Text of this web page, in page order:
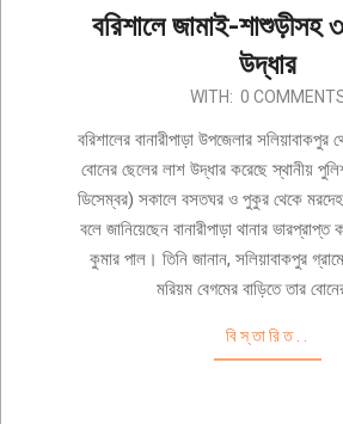
বরিশালে জামাই-শাশুড়ীসহ
উদ্ধার
12-
WITH: 0
বরিশালের বানারীপাড়া উপজেলার
বোনের ছেলের লাশ উদ্ধার করেছে স্থানীয়
ডিসেম্বর) সকালে বসতঘর ও পুকুর থেকে
বলে জানিয়েছেন বানারীপাড়া থানার ভারপ্রাপ্ত
কুমার পাল। তিনি জানান, সলিয়াবাকপুর
মরিয়ম বেগমের বাড়িতে তার
বিস্তারিত..